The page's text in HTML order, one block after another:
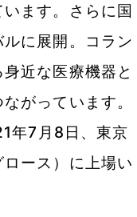
ます。さらに国
に展開。コラン
近な医療機器と
がっています。
年7月8日、東京
ース）に上場い